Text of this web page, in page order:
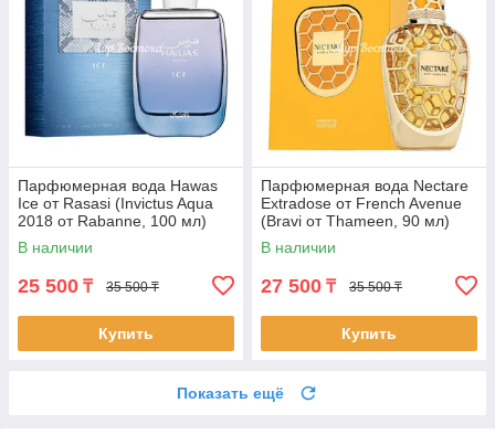
Парфюмерная вода Hawas
Ice от Rasasi (Invictus Aqua
2018 от Rabanne, 100 мл)
В наличии
25 500 ₸ 35 500 ₸
Купить
Парфюмерная вода Nectare
Extradose от French Avenue
(Bravi от Thameen, 90 мл)
В наличии
27 500 ₸ 35 500 ₸
Купить
Показать ещё